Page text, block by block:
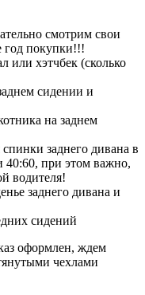
смотрим свои
год покупки!!!
или хэтчбек (сколько
сидении и
на заднем
заднего дивана в
40:60, при этом важно,
водителя!
заднего дивана и
сидений
оформлен, ждем
чехлами